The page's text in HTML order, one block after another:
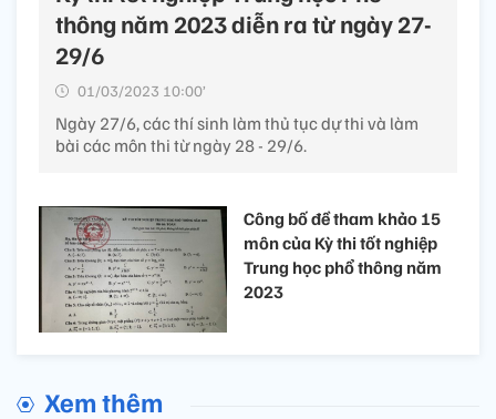
thông năm 2023 diễn ra từ ngày 27-
29/6
01/03/2023 10:00’
Ngày 27/6, các thí sinh làm thủ tục dự thi và làm
bài các môn thi từ ngày 28 - 29/6.
Công bố đề tham khảo 15
môn của Kỳ thi tốt nghiệp
Trung học phổ thông năm
2023
Xem thêm